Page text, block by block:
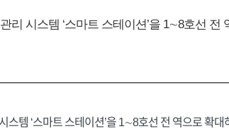
리 시스템 ‘스마트 스테이션’을 1∼8호선
템 ‘스마트 스테이션’을 1∼8호선 전 역으로 확